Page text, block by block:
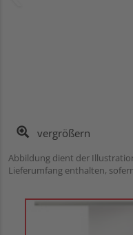
vergrößern
Abbildung dient der
Lieferumfang enthalten,